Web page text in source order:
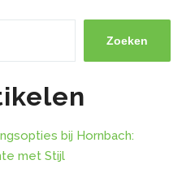
GU10
Watt
Helder
Zoeken
bij Hornbach:
met Stijl